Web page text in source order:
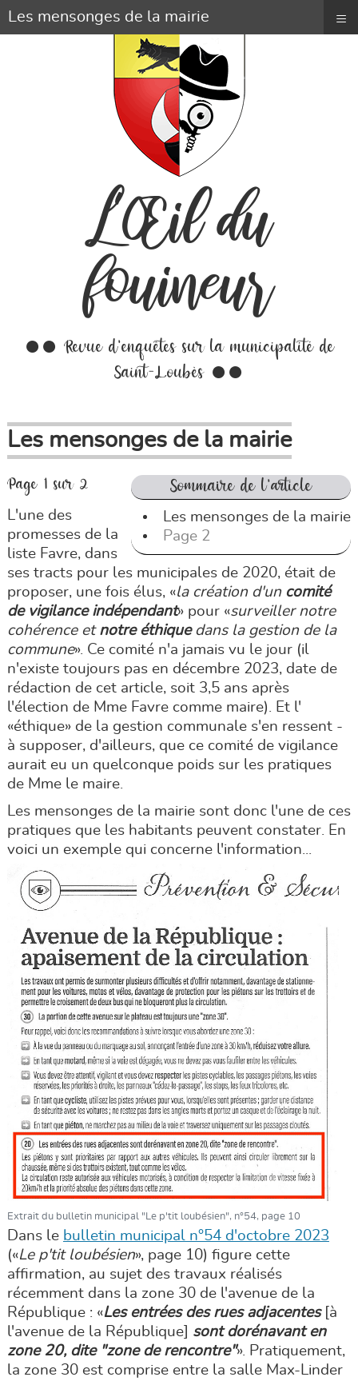
L'Œil du
fouineur
●● Revue d'enquêtes sur la municipalité de
Saint-Loubès ●●
Les mensonges de la mairie
Sommaire de l'article
Les mensonges de la mairie
Page 2
Page 1 sur 2
L'une des
promesses de la
liste Favre, dans
ses tracts pour les municipales de 2020, était de
proposer, une fois élus, «la création d'un comité
de vigilance indépendant» pour «surveiller notre
cohérence et notre éthiquedans la gestion de la
commune». Ce comité n'a jamais vu le jour (il
n'existe toujours pas en décembre 2023, date de
rédaction de cet article, soit 3,5 ans après
l'élection de Mme Favre comme maire). Et l'
«éthique» de la gestion communale s'en ressent -
à supposer, d'ailleurs, que ce comité de vigilance
aurait eu un quelconque poids sur les pratiques
de Mme le maire.
Les mensonges de la mairie sont donc l'une de ces
pratiques que les habitants peuvent constater. En
voici un exemple qui concerne l'information...
Extrait du bulletin municipal "Le p'tit loubésien", n°54, page 10
Dans le bulletin municipal n°54 d'octobre 2023
(«Le p'tit loubésien», page 10) figure cette
affirmation, au sujet des travaux réalisés
récemment dans la zone 30 de l'avenue de la
République : «Les entrées des rues adjacentes
[à
l'avenue de la République] sont dorénavant en
zone 20, dite "zone de rencontre"». Pratiquement,
la zone 30 est comprise entre la salle Max-Linder
Les mensonges de la mairie ≡